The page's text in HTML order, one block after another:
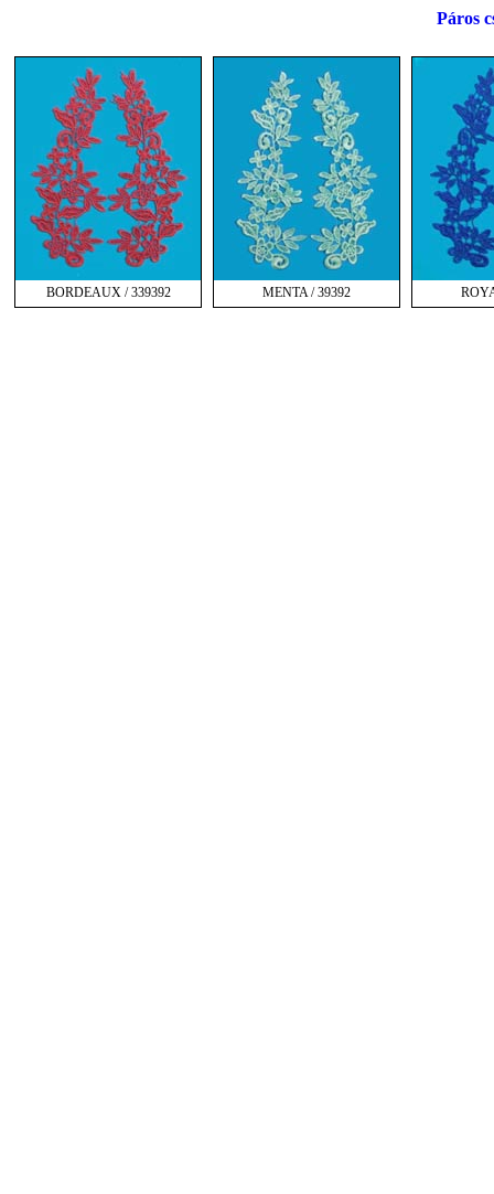
Páros
BORDEAUX / 339392 MENTA / 39392